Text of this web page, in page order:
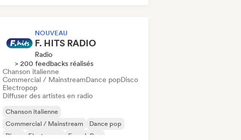
NOUVEAU
F. HITS RADIO
Radio
> 200 feedbacks réalisés
Chanson italienne
Commercial / MainstreamDance popDisco
Electropop
Diffuser des artistes en radio
Chanson italienne
Commercial / Mainstream
Dance pop
Disco
Electropop
French Pop